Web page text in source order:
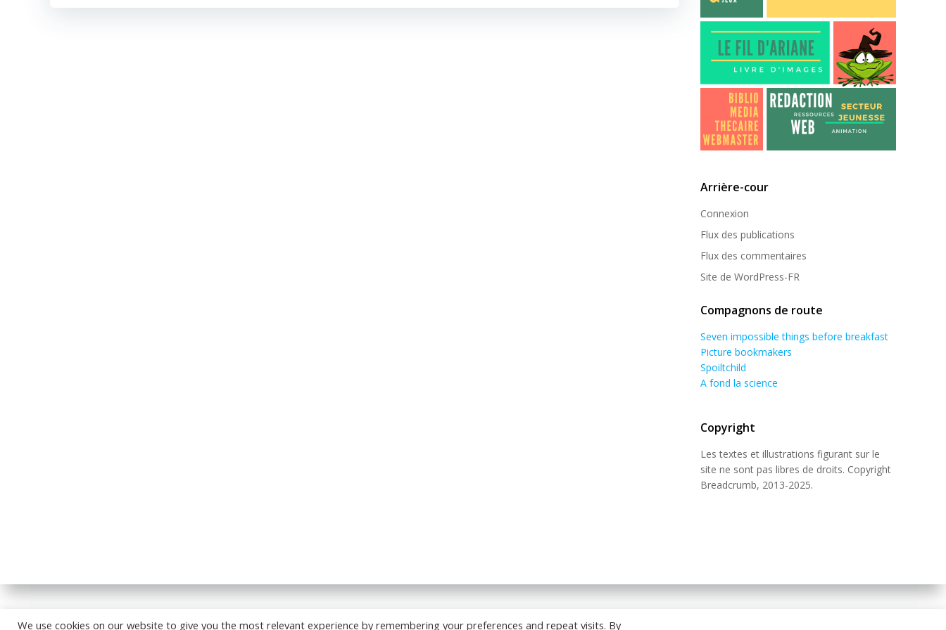
Arrière-cour
Connexion
Flux des publications
Flux des commentaires
Site de WordPress-FR
Compagnons de route
Seven impossible things before breakfast
Picture bookmakers
Spoiltchild
A fond la science
Copyright
Les textes et illustrations figurant sur le
site ne sont pas libres de droits. Copyright
Breadcrumb, 2013-2025.
© 2026 BREADCRUMB.FR. Construit avec WordPress etColibriWP Theme
We use cookies on our website to give you the most relevant experience by remembering your preferences and repeat visits. By